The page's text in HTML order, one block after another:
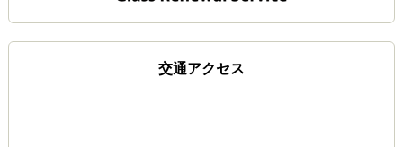
交通アクセス